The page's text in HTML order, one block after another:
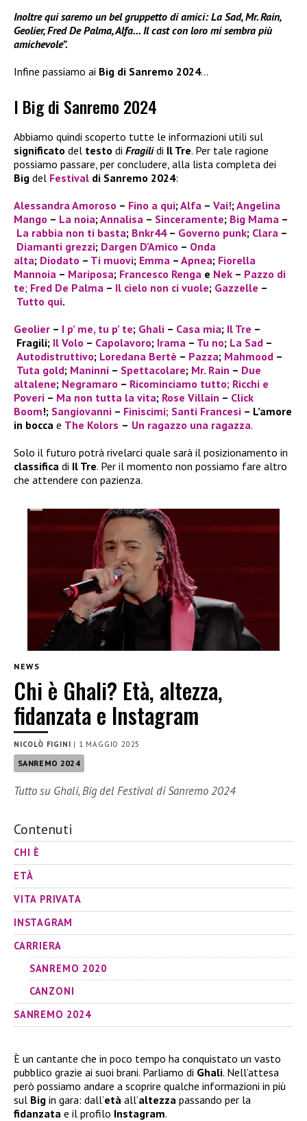
Inoltre qui saremo un bel gruppetto di amici: La Sad, Mr. Rain,
Geolier, Fred De Palma, Alfa… Il cast con loro mi sembra più
amichevole”.
Infine passiamo ai Big di Sanremo 2024…
I Big di Sanremo 2024
Abbiamo quindi scoperto tutte le informazioni utili sul
significato del testo di Fragilidi Il Tre. Per tale ragione
possiamo passare, per concludere, alla lista completa dei
Big del Festival di Sanremo 2024:
Alessandra Amoroso – Fino a qui; Alfa – Vai!; Angelina
Mango – La noia; Annalisa – Sinceramente; Big Mama –
La rabbia non ti basta; Bnkr44– Governo punk; Clara –
Diamanti grezzi; Dargen D’Amico – Onda
alta; Diodato – Ti muovi; Emma – Apnea; Fiorella
Mannoia – Mariposa; Francesco Renga e Nek – Pazzo di
te; Fred De Palma – Il cielo non ci vuole; Gazzelle –
Tutto qui.
Geolier – I p’ me, tu p’ te; Ghali – Casa mia; Il Tre –
Fragili; Il Volo – Capolavoro; Irama – Tu no; La Sad –
Autodistruttivo; Loredana Bertè – Pazza; Mahmood –
Tuta gold; Maninni – Spettacolare; Mr. Rain – Due
altalene; Negramaro – Ricominciamo tutto; Ricchi e
Poveri – Ma non tutta la vita; Rose Villain – Click
Boom!; Sangiovanni – Finiscimi; Santi Francesi – L’amore
in bocca e The Kolors – Un ragazzo una ragazza.
Solo il futuro potrà rivelarci quale sarà il posizionamento in
classifica di Il Tre. Per il momento non possiamo fare altro
che attendere con pazienza.
NEWS
Chi è Ghali? Età, altezza,
fidanzata e Instagram
NICOLÒ FIGINI | 1 MAGGIO 2025
SANREMO 2024
Tutto su Ghali, Big del Festival di Sanremo 2024
Contenuti
CHI È
ETÀ
VITA PRIVATA
INSTAGRAM
CARRIERA
SANREMO 2020
CANZONI
SANREMO 2024
È un cantante che in poco tempo ha conquistato un vasto
pubblico grazie ai suoi brani. Parliamo di Ghali. Nell’attesa
però possiamo andare a scoprire qualche informazioni in più
sul Big in gara: dall’età all’altezza passando per la
fidanzata e il profilo Instagram.